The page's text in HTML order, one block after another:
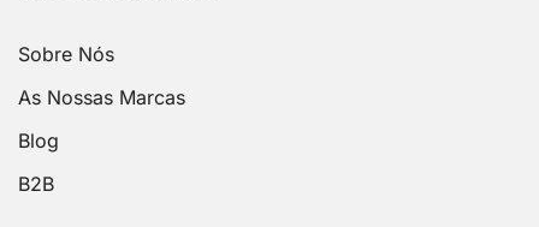
Sobre Nós
As Nossas Marcas
Blog
B2B